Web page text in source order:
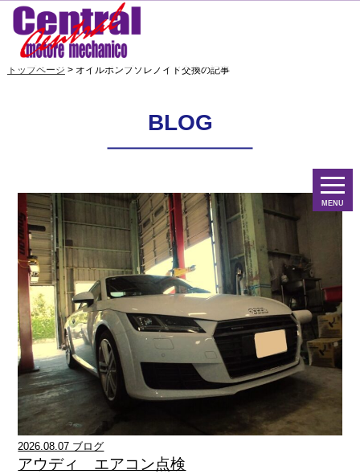
MENU
トップページ > オイルポンプソレノイド交換の記事
BLOG
2026.08.07 ブログ
アウディ エアコン点検